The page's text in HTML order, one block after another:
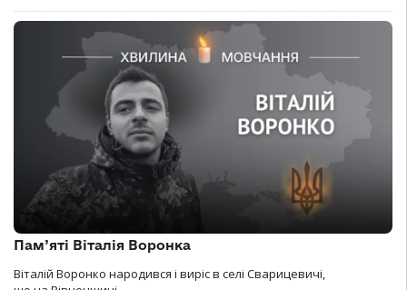
Пам’яті Віталія Воронка
Віталій Воронко народився і виріс в селі Сварицевичі,